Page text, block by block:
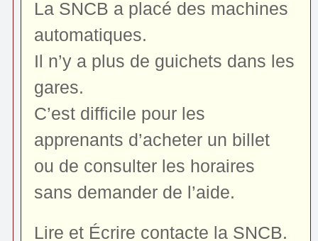
La SNCB a placé des machines
automatiques.
Il n’y a plus de guichets dans les
gares.
C’est difficile pour les
apprenants d’acheter un billet
ou de consulter les horaires
sans demander de l’aide.
Lire et Écrire contacte la SNCB.